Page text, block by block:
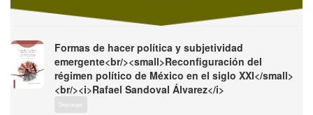
Formas de hacer política y subjetividad
emergente<br/><small>Reconfiguración del
régimen político de México en el siglo XXI</small>
<br/><i>Rafael Sandoval Álvarez</i>
Descargar